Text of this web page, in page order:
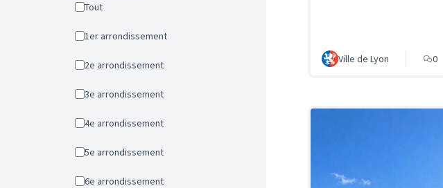
Tout
1er arrondissement
2e arrondissement
3e arrondissement
4e arrondissement
5e arrondissement
6e arrondissement
Ville de Lyon 0